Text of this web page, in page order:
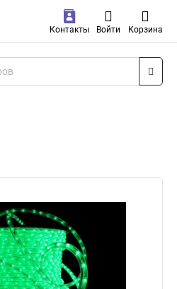
Контакты Войти Корзина